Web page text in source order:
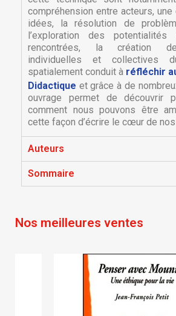
Ajouter à ma liste
Créer une liste
Nom de la liste d'envies
Connexion
Vous devez être connecté pour
à votre liste d'envies.
Annuler
compréhension entre acteurs,
idées, la résolution de
l’exploration des
rencontrées, la création
individuelles et collectives
spatialement conduit à réfléchir
Didactique et grâce à de
ouvrage permet de découvrir
comment nous pouvons être
cette façon d’écrire le cœur de
Auteurs
Sommaire
Nos meilleures ventes